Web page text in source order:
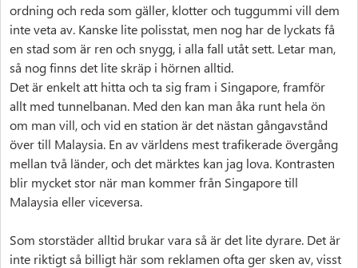
ordning och reda som gäller, klotter och tuggummi vill dem
inte veta av. Kanske lite polisstat, men nog har de lyckats få
en stad som är ren och snygg, i alla fall utåt sett. Letar man,
så nog finns det lite skräp i hörnen alltid.
Det är enkelt att hitta och ta sig fram i Singapore, framför
allt med tunnelbanan. Med den kan man åka runt hela ön
om man vill, och vid en station är det nästan gångavstånd
över till Malaysia. En av världens mest trafikerade övergång
mellan två länder, och det märktes kan jag lova. Kontrasten
blir mycket stor när man kommer från Singapore till
Malaysia eller viceversa.
Som storstäder alltid brukar vara så är det lite dyrare. Det är
inte riktigt så billigt här som reklamen ofta ger sken av, visst